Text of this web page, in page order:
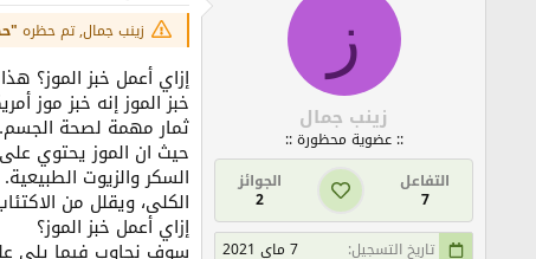
ع
ن
ش
ر
ز
زينب جمال
:: عضوية محظورة ::
التفاعل
7
الجوائز
2
تاريخ التسجيل
7 ماي 2021
زينب جمال, تم حظره
إزاي أعمل خبز الموز؟
خبز الموز إنه خبز موز
ثمار مهمة لصحة الجسم.
السكر والزيوت
الكلى، ويقلل من
إزاي أعمل خبز الموز؟
سوف نجاوب فيما يلي